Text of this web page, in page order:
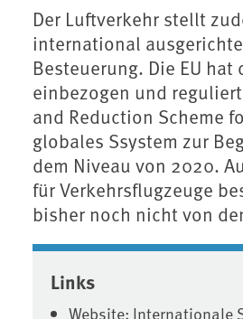
Der Luftverkehr stellt
international
Besteuerung. Die EU
einbezogen und
and Reduction Scheme
globales Ssystem zur
dem Niveau von 2020.
für Verkehrsflugzeuge
bisher noch nicht von
Associated
Links
Website: Internationale